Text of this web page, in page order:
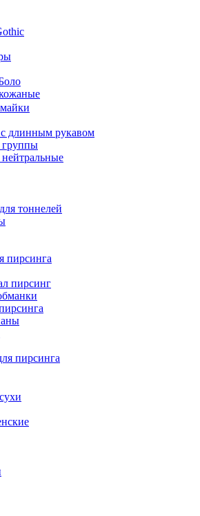
длинным рукавом
тоннелей
пирсинга
пирсинг
пирсинга